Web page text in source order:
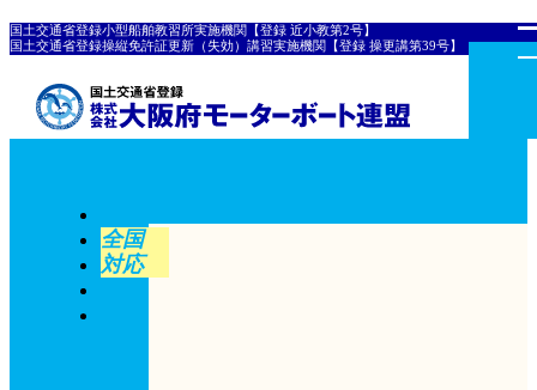
国土交通省登録小型船舶教習所実施機関【登録 近小教第2号】
国土交通省登録操縦免許証更新（失効）講習実施機関【登録 操更講第39号】
全国
対応